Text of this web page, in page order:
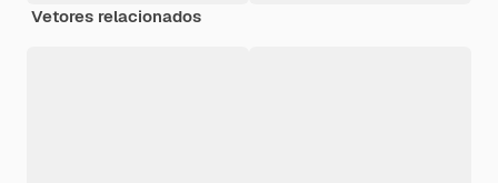
Vetores relacionados